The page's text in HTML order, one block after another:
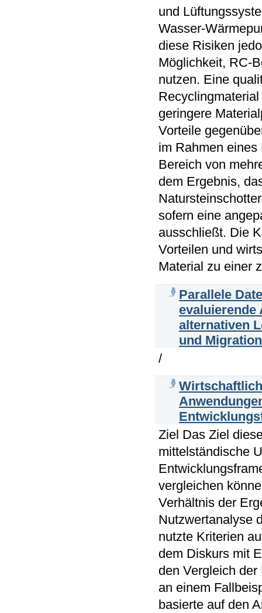
und
Wasser-
diese Risiken
Möglichkeit, RC-
nutzen. Eine
geringere
Vorteile
im Rahmen
Bereich von
dem Ergebnis,
sofern eine
ausschließt. Die
Vorteilen und
Material zu einer
Parallele
evaluierende
alternativen
und
/
Ziel Das Ziel
mittelständische
vergleichen
Verhältnis der
Nutzwertanalyse
nutzte Kriterien
dem Diskurs mit
den Vergleich
an einem
basierte auf den